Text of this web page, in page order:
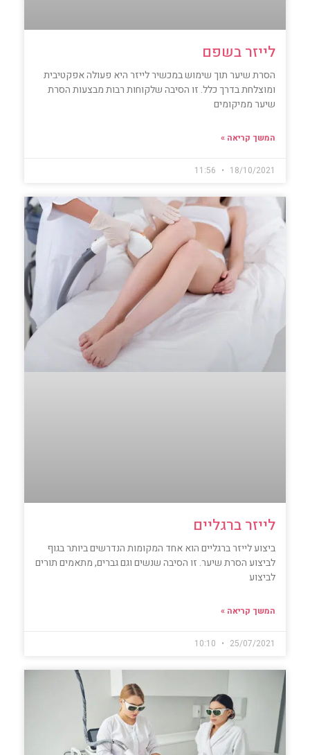
לייזר בשפם
הסרת שיער תוך שימוש במכשיר לייזר היא פעולה אפקטיבית
ומוצלחת בדרך כלל. זו הסיבה שלקוחות רבות מבצעות הסרת
שיער ממיקומים
המשך קריאה »
18/10/2021
לייזר ברגליים
ביצוע לייזר ברגליים הוא אחד המקומות הנדרשים ביותר בגוף
לביצוע הסרת שיער. זו הסיבה שנשים וגם גברים, מתאמים תורים
לביצוע
המשך קריאה »
25/07/2021